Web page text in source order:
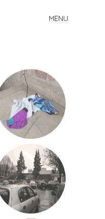
MENU